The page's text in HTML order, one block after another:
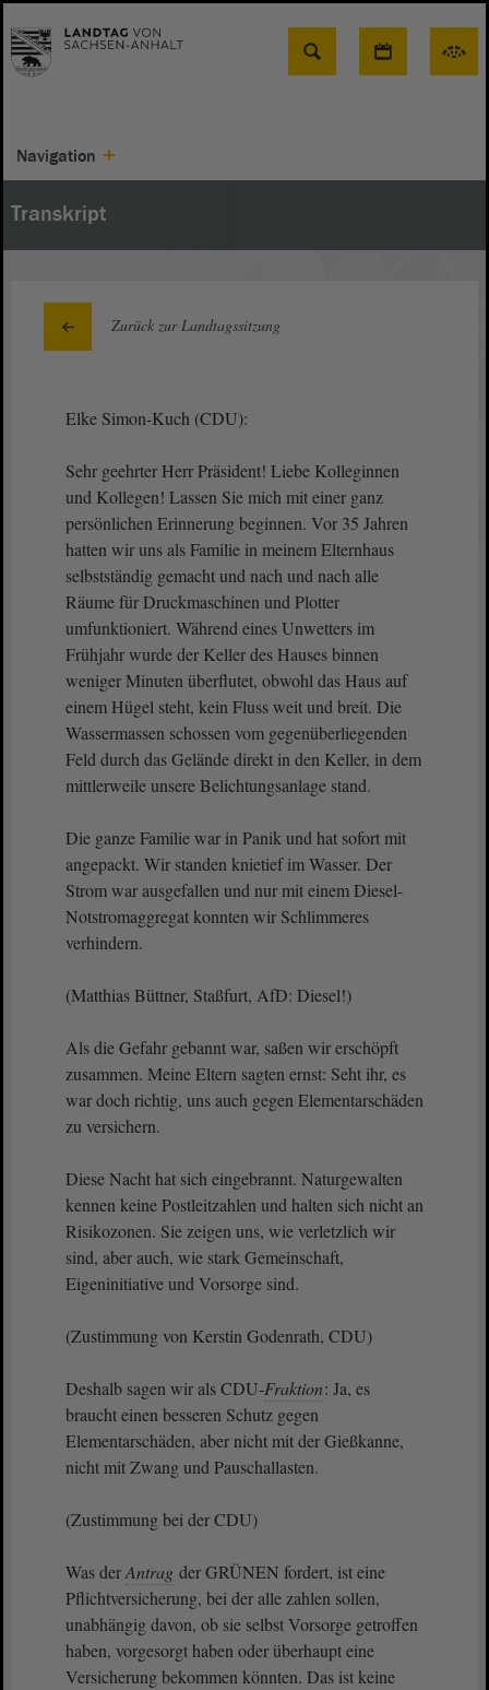
Suche
Navigation
Transkript
Zurück zur Landtagssitzung
Elke Simon-Kuch (CDU):
Sehr geehrter Herr Präsident! Liebe Kolleginnen
und Kollegen! Lassen Sie mich mit einer ganz
persönlichen Erinnerung beginnen. Vor 35 Jahren
hatten wir uns als Familie in meinem Elternhaus
selbstständig gemacht und nach und nach alle
Räume für Druckmaschinen und Plotter
umfunktioniert. Während eines Unwetters im
Frühjahr wurde der Keller des Hauses binnen
weniger Minuten überflutet, obwohl das Haus auf
einem Hügel steht, kein Fluss weit und breit. Die
Wassermassen schossen vom gegenüberliegenden
Feld durch das Gelände direkt in den Keller, in dem
mittlerweile unsere Belichtungsanlage stand.
Die ganze Familie war in Panik und hat sofort mit
angepackt. Wir standen knietief im Wasser. Der
Strom war ausgefallen und nur mit einem Diesel-
Notstromaggregat konnten wir Schlimmeres
verhindern.
(Matthias Büttner, Staßfurt, AfD: Diesel!)
Als die Gefahr gebannt war, saßen wir erschöpft
zusammen. Meine Eltern sagten ernst: Seht ihr, es
war doch richtig, uns auch gegen Elementarschäden
zu versichern.
Diese Nacht hat sich eingebrannt. Naturgewalten
kennen keine Postleitzahlen und halten sich nicht an
Risikozonen. Sie zeigen uns, wie verletzlich wir
sind, aber auch, wie stark Gemeinschaft,
Eigeninitiative und Vorsorge sind.
(Zustimmung von Kerstin Godenrath, CDU)
Deshalb sagen wir als CDU-Fraktion: Ja, es
braucht einen besseren Schutz gegen
Elementarschäden, aber nicht mit der Gießkanne,
nicht mit Zwang und Pauschallasten.
(Zustimmung bei der CDU)
Was derAntrag der GRÜNEN fordert, ist eine
Pflichtversicherung, bei der alle zahlen sollen,
unabhängig davon, ob sie selbst Vorsorge getroffen
haben, vorgesorgt haben oder überhaupt eine
Versicherung bekommen könnten. Das ist keine